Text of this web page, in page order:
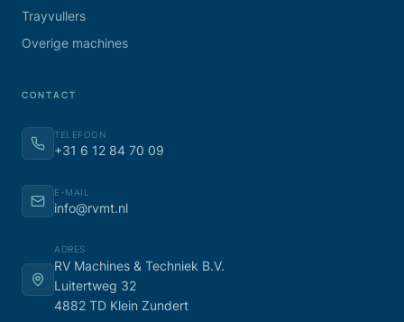
Trayvullers
Overige machines
CONTACT
TELEFOON
+31 6 12 84 70 09
E-MAIL
info@rvmt.nl
ADRES
RV Machines & Techniek B.V.
Luitertweg 32
4882 TD Klein Zundert